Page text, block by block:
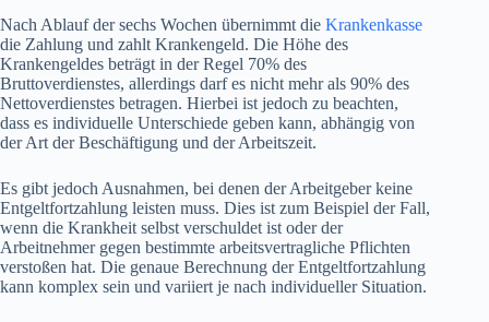
Nach Ablauf der sechs Wochen übernimmt die Krankenkasse
die Zahlung und zahlt Krankengeld. Die Höhe des
Krankengeldes beträgt in der Regel 70% des
Bruttoverdienstes, allerdings darf es nicht mehr als 90% des
Nettoverdienstes betragen. Hierbei ist jedoch zu beachten,
dass es individuelle Unterschiede geben kann, abhängig von
der Art der Beschäftigung und der Arbeitszeit.
Es gibt jedoch Ausnahmen, bei denen der Arbeitgeber keine
Entgeltfortzahlung leisten muss. Dies ist zum Beispiel der Fall,
wenn die Krankheit selbst verschuldet ist oder der
Arbeitnehmer gegen bestimmte arbeitsvertragliche Pflichten
verstoßen hat. Die genaue Berechnung der Entgeltfortzahlung
kann komplex sein und variiert je nach individueller Situation.